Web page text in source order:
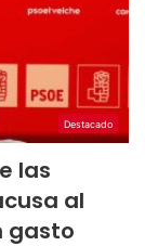
Destacado
las
al
gasto